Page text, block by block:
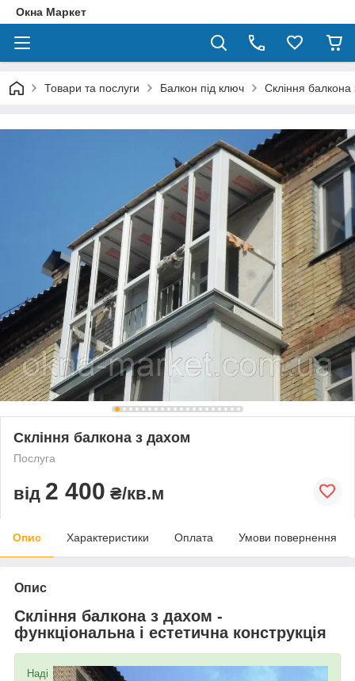
Окна Маркет
Товари та послуги Балкон під ключ Скління
Скління балкона з дахом
Послуга
від 2 400 ₴/кв.м
Опис Характеристики Оплата Умови повернення
Опис
Скління балкона з дахом -
функціональна і естетична конструкція
Наді